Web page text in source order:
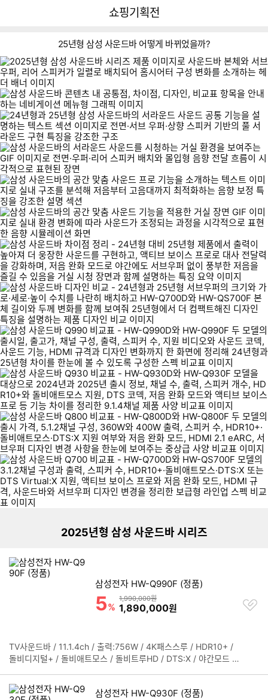
다나와
쇼핑기획전
25년형 삼성 사운드바 어떻게 바뀌었을까?
2025년형 삼성 사운드바 시리즈
삼성전자 HW-Q990F (정품)
할인률
5%
상품금액
1,990,000원
할인금액
1,890,000원
찜
하
TV사운드바 / 11.1.4ch / 출력:756W / 4K패스스루 / HDR10+ /
돌비디지털+ / 돌비애트모스 / 돌비트루HD / DTS:X / 야간모드 /
강화 / Adaptive사운드 / 커넥터:옵티컬,HDMI,USB / eARC / HD
MI2.1 / CEC / HDMI입력:2개 / HDMI출력:1개 / Airplay / 전용앱
펼
삼성전자 HW-Q930F (정품)